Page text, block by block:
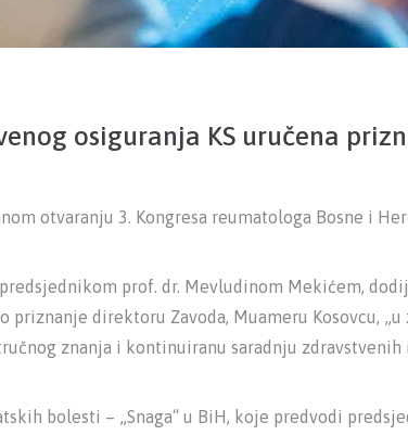
osiguranja KS uručena
otvaranju 3. Kongresa reumatologa Bosne i
prof. dr. Mevludinom Mekićem,
priznanje direktoru Zavoda, Muameru Kosovcu, „u
znanja i kontinuiranu saradnju
bolesti – „Snaga“ u BiH, koje predvodi